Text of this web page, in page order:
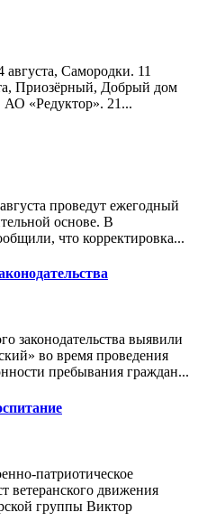
Самородки. 11
Приозёрный, Добрый дом
АО «Редуктор». 21...
проведут ежегодный
основе. В
что корректировка...
законодательства выявили
во время проведения
пребывания граждан...
патриотическое
ветеранского движения
группы Виктор